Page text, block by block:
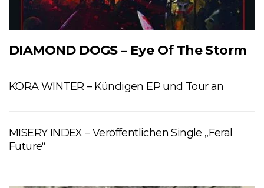
DIAMOND DOGS – Eye Of The Storm
KORA WINTER – Kündigen EP und Tour an
MISERY INDEX – Veröffentlichen Single „Feral
Future“